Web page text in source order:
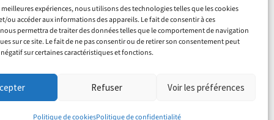
expériences, nous utilisons des technologies telles que les cookies
ou accéder aux informations des appareils. Le fait de consentir à ces
permettra de traiter des données telles que le comportement de navigation
sur ce site. Le fait de ne pas consentir ou de retirer son consentement peut
sur certaines caractéristiques et fonctions.
Refuser Voir les préférences
Politique de cookiesPolitique de confidentialité
Télécharger
retours Mentions légales Confidentialité